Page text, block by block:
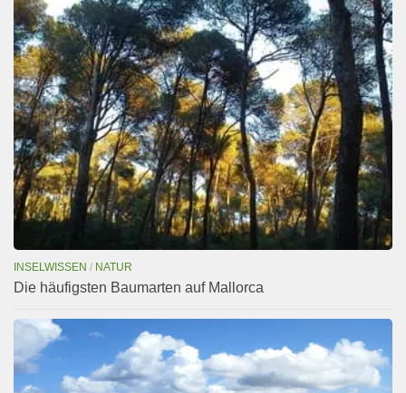
INSELWISSEN / NATUR
Die häufigsten Baumarten auf Mallorca